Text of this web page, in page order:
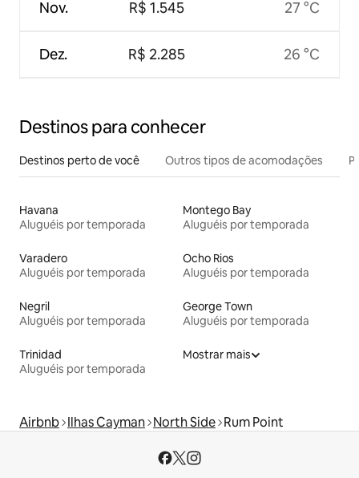
Nov.
Dez.
R$ 1.545
R$ 2.285
27 °C
26 °C
Destinos para conhecer
Destinos perto de você Outros tipos de acomodações
Havana
Aluguéis por temporada
Montego Bay
Aluguéis por temporada
Varadero
Aluguéis por temporada
Ocho Rios
Aluguéis por temporada
Negril
Aluguéis por temporada
George Town
Aluguéis por temporada
Trinidad
Aluguéis por temporada
Mostrar mais
Airbnb Ilhas Cayman North Side Rum Point